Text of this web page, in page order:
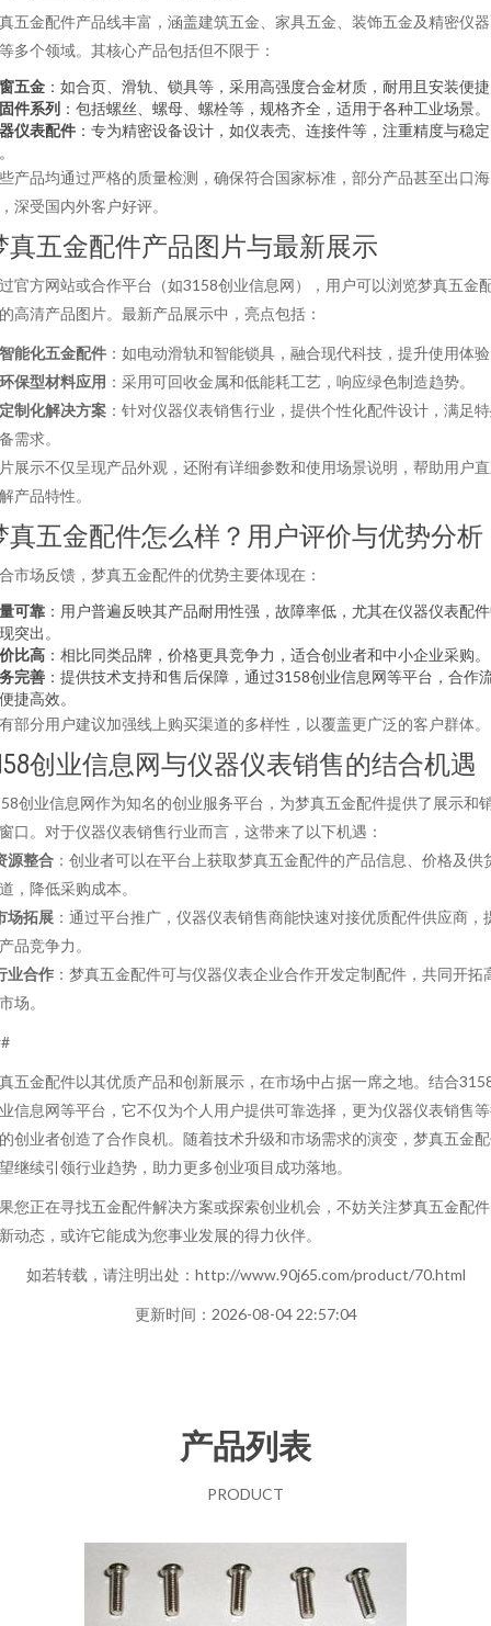
五金配件产品线丰富，涵盖建筑五金、家具五金、装饰五金及精密仪
多个领域。其核心产品包括但不限于：
五金 ：如合页、滑轨、锁具等，采用高强度合金材质，耐用且安装便
件系列 ：包括螺丝、螺母、螺栓等，规格齐全，适用于各种工业场景。
仪表配件 ：专为精密设备设计，如仪表壳、连接件等，注重精度与稳定
产品均通过严格的质量检测，确保符合国家标准，部分产品甚至出口海
深受国内外客户好评。
真五金配件产品图片与最新展示
官方网站或合作平台（如3158创业信息网），用户可以浏览梦真五金
高清产品图片。最新产品展示中，亮点包括：
智能化五金配件 ：如电动滑轨和智能锁具，融合现代科技，提升使用体
环保型材料应用 ：采用可回收金属和低能耗工艺，响应绿色制造趋势。
定制化解决方案 ：针对仪器仪表销售行业，提供个性化配件设计，满足
需求。
展示不仅呈现产品外观，还附有详细参数和使用场景说明，帮助用户
产品特性。
真五金配件怎么样？用户评价与优势分析
市场反馈，梦真五金配件的优势主要体现在：
可靠 ：用户普遍反映其产品耐用性强，故障率低，尤其在仪器仪表配
突出。
比高 ：相比同类品牌，价格更具竞争力，适合创业者和中小企业采购。
完善 ：提供技术支持和售后保障，通过3158创业信息网等平台，合作
捷高效。
部分用户建议加强线上购买渠道的多样性，以覆盖更广泛的客户群体。
创业信息网与仪器仪表销售的结合机遇
创业信息网作为知名的创业服务平台，为梦真五金配件提供了展示和
口。对于仪器仪表销售行业而言，这带来了以下机遇：
源整合 ：创业者可以在平台上获取梦真五金配件的产品信息、价格及供
，降低采购成本。
场拓展 ：通过平台推广，仪器仪表销售商能快速对接优质配件供应商，
品竞争力。
业合作 ：梦真五金配件可与仪器仪表企业合作开发定制配件，共同开拓
场。
五金配件以其优质产品和创新展示，在市场中占据一席之地。结合
信息网等平台，它不仅为个人用户提供可靠选择，更为仪器仪表销售
创业者创造了合作良机。随着技术升级和市场需求的演变，梦真五金
继续引领行业趋势，助力更多创业项目成功落地。
您正在寻找五金配件解决方案或探索创业机会，不妨关注梦真五金配
动态，或许它能成为您事业发展的得力伙伴。
如若转载，请注明出处：http://www.90j65.com/product/70.html
更新时间：2026-08-04 22:57:04
产品列表
PRODUCT